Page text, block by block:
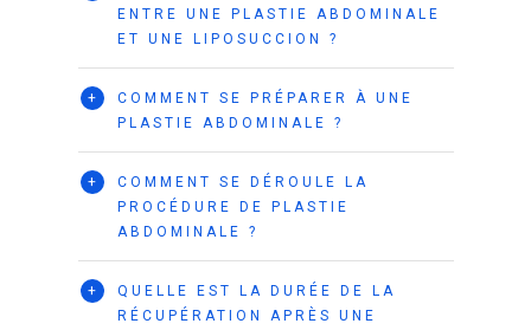
ENTRE UNE PLASTIE ABDOMINALE
ET UNE LIPOSUCCION ?
+
COMMENT SE PRÉPARER À UNE
PLASTIE ABDOMINALE ?
+
COMMENT SE DÉROULE LA
PROCÉDURE DE PLASTIE
ABDOMINALE ?
+
QUELLE EST LA DURÉE DE LA
RÉCUPÉRATION APRÈS UNE